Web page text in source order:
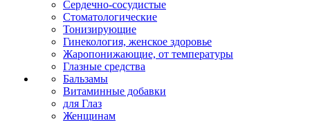
Сердечно-сосудистые
Стоматологические
Тонизирующие
Гинекология, женское здоровье
Жаропонижающие, от температуры
Глазные средства
Бальзамы
Витаминные добавки
для Глаз
Женщинам